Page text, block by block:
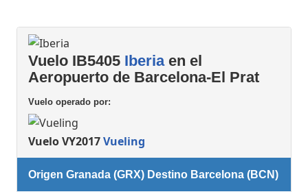
Vuelo IB5405 Iberiaen el
Aeropuerto de Barcelona-El Prat
Vuelo operado por:
Vuelo VY2017Vueling
Origen Granada (GRX) Destino Barcelona (BCN)